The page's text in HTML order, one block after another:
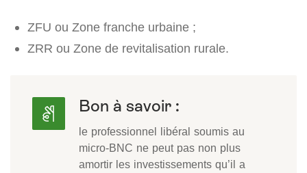
ZFU ou Zone franche urbaine ;
ZRR ou Zone de revitalisation rurale.
Bon à savoir :
le professionnel libéral soumis au
micro-BNC ne peut pas non plus
amortir les investissements qu’il a